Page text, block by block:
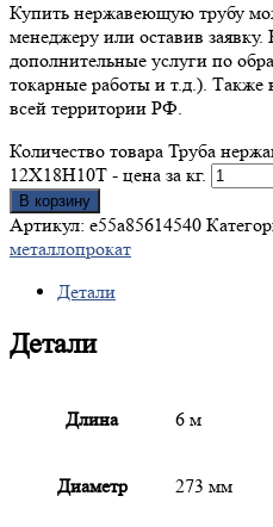
Купить нержавеющую трубу
менеджеру или оставив
дополнительные услуги по
токарные работы и т.д.). Также
всей территории РФ.
Количество товара Труба
12Х18Н10Т - цена за кг.
В корзину
Артикул: e55a85614540
металлопрокат
Детали
Детали
Длина 6 м
Диаметр 273 мм